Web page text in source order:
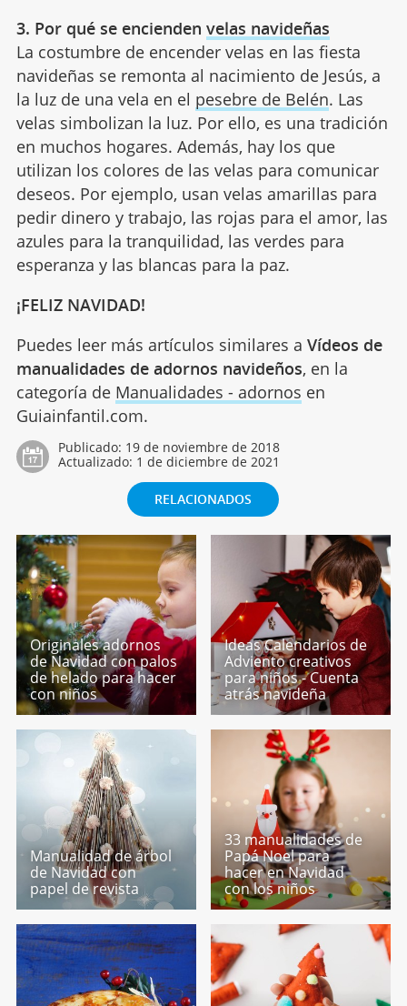
3. Por qué se encienden velas navideñas
La costumbre de encender velas en las fiesta
navideñas se remonta al nacimiento de Jesús, a
la luz de una vela en el pesebre de Belén. Las
velas simbolizan la luz. Por ello, es una tradición
en muchos hogares. Además, hay los que
utilizan los colores de las velas para comunicar
deseos. Por ejemplo, usan velas amarillas para
pedir dinero y trabajo, las rojas para el amor, las
azules para la tranquilidad, las verdes para
esperanza y las blancas para la paz.
¡FELIZ NAVIDAD!
Puedes leer más artículos similares a Vídeos de
manualidades de adornos navideños, en la
categoría de Manualidades - adornos en
Guiainfantil.com.
Publicado: 19 de noviembre de 2018
Actualizado: 1 de diciembre de 2021
RELACIONADOS
Originales adornos
de Navidad con palos
de helado para hacer
con niños
Ideas Calendarios de
Adviento creativos
para niños - Cuenta
atrás navideña
Manualidad de árbol
de Navidad con
papel de revista
33 manualidades de
Papá Noel para
hacer en Navidad
con los niños